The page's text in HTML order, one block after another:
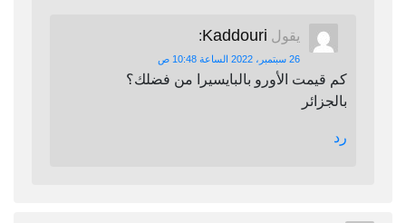
يقول Kaddouri
:
26 سبتمبر، 2022 الساعة 10:48 ص
كم قيمت الأورو بالبايسيرا من فضلك؟
بالجزائر
رد